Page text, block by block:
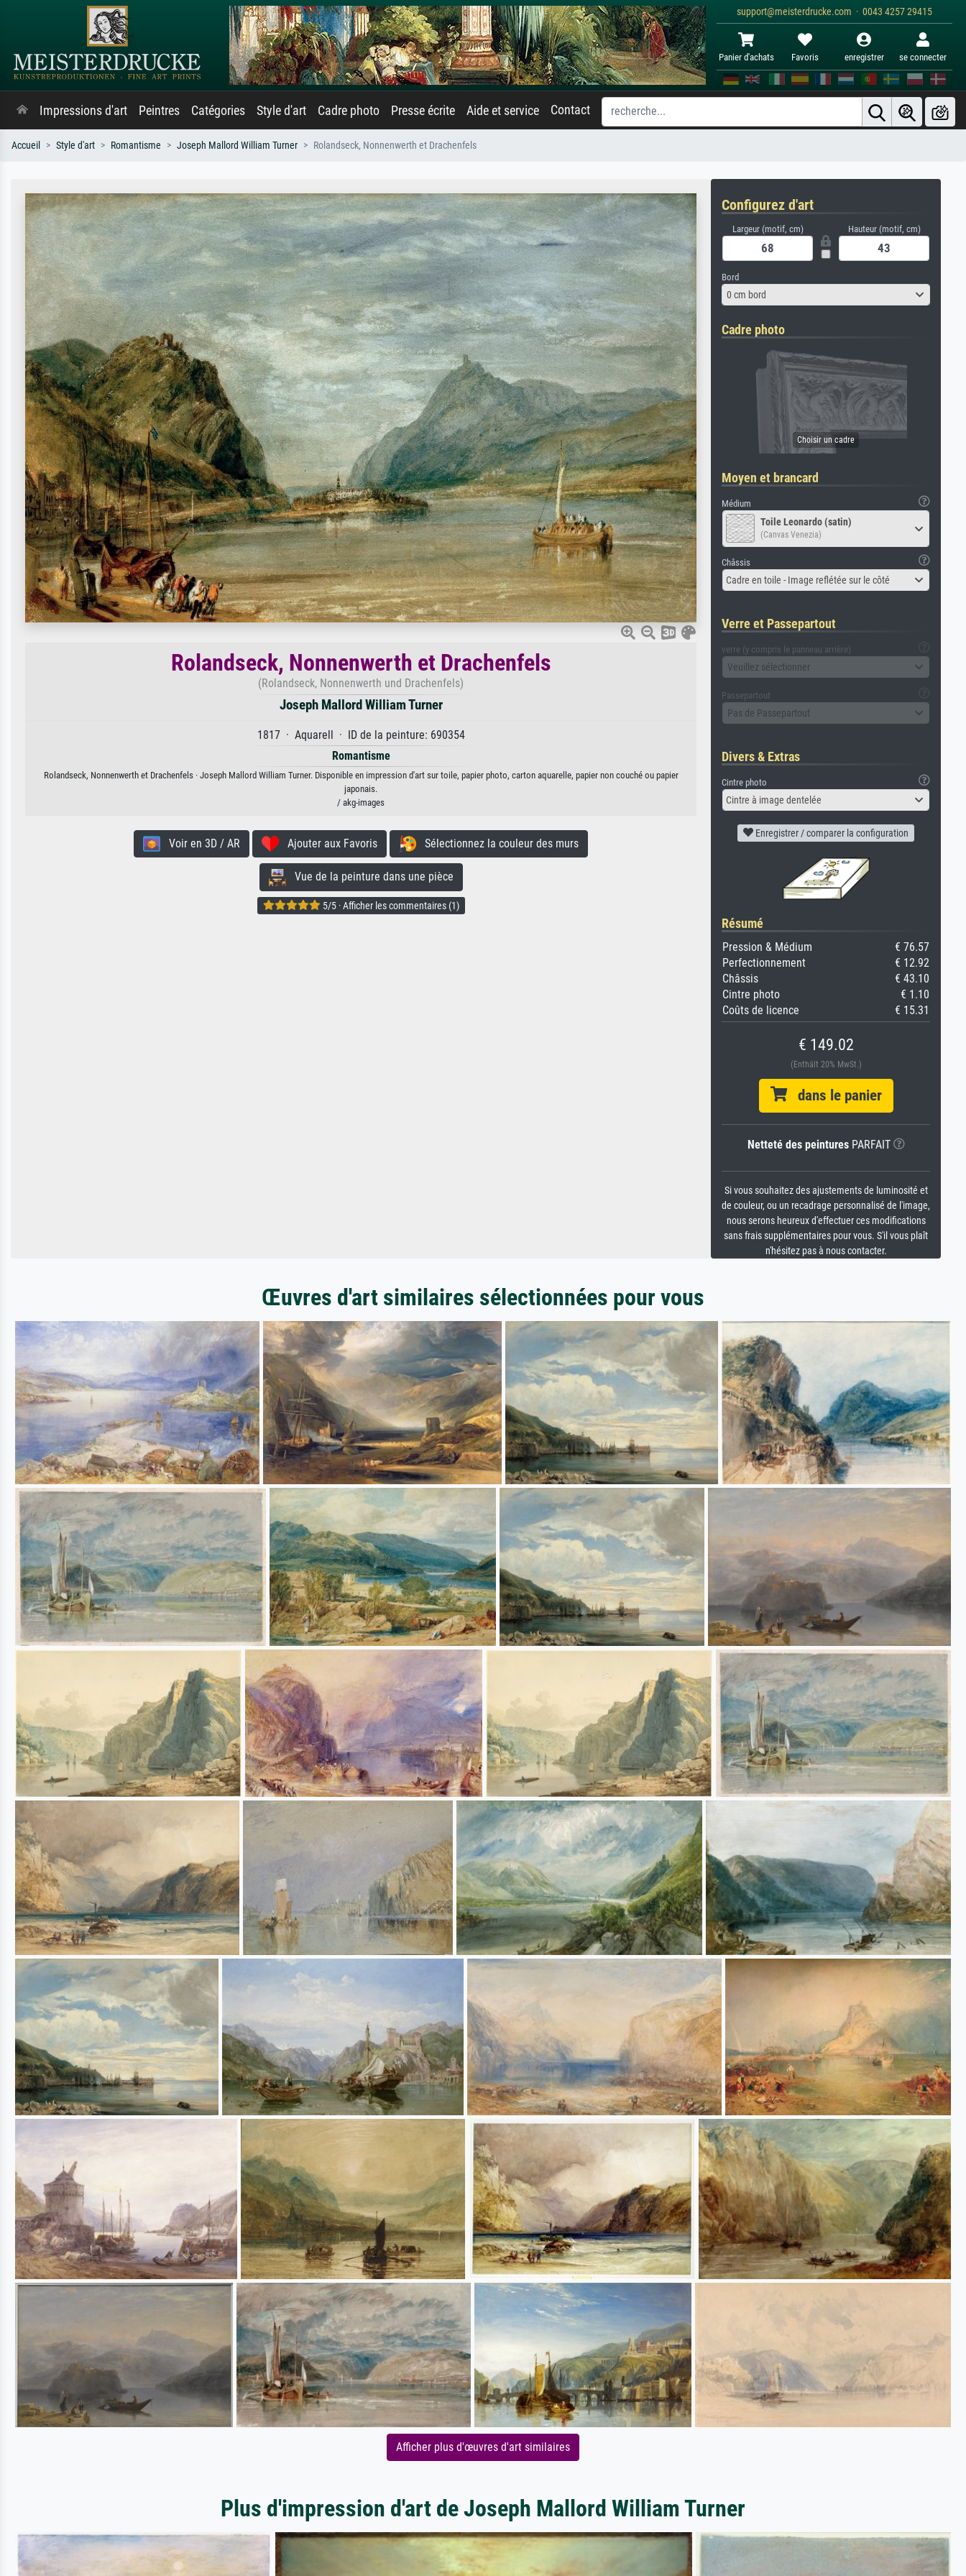
support@meisterdrucke.com · 0043 4257 29415
Panier d'achats Favoris enregistrer se connecter
Impressions d'art Peintres Catégories Style d'art Cadre photo Presse écrite Aide et service Contact
Accueil Style d'art Romantisme Joseph Mallord William Turner Rolandseck, Nonnenwerth et Drachenfels
Rolandseck, Nonnenwerth et Drachenfels
(Rolandseck, Nonnenwerth und Drachenfels)
Joseph Mallord William Turner
1817 · Aquarell · ID de la peinture: 690354
Romantisme
Rolandseck, Nonnenwerth et Drachenfels · Joseph Mallord William Turner. Disponible en impression d'art sur toile, papier photo, carton aquarelle, papier non couché ou papier
japonais.
/ akg-images
Voir en 3D / AR Ajouter aux Favoris Sélectionnez la couleur des murs
Vue de la peinture dans une pièce
5/5 · Afficher les commentaires (1)
Configurez d'art
Largeur (motif, cm) Hauteur (motif, cm)
Bord
0 cm bord
Cadre photo
Moyen et brancard
Médium
Toile Leonardo (satin)
(Canvas Venezia)
Châssis
Cadre en toile - Image reflétée sur le côté
Verre et Passepartout
verre (y compris le panneau arrière)
Veuillez sélectionner
Passepartout
Pas de Passepartout
Divers & Extras
Cintre photo
Cintre à image dentelée
Enregistrer / comparer la configuration
Résumé
Pression & Médium
€ 76.57
Perfectionnement
€ 12.92
Châssis
€ 43.10
Cintre photo
€ 1.10
Coûts de licence
€ 15.31
€ 149.02
(Enthält 20% MwSt.)
dans le panier
Netteté des peinturesPARFAIT
Si vous souhaitez des ajustements de luminosité et
de couleur, ou un recadrage personnalisé de l'image,
nous serons heureux d'effectuer ces modifications
sans frais supplémentaires pour vous. S'il vous plaît
n'hésitez pas à nous contacter.
Œuvres d'art similaires sélectionnées pour vous
Afficher plus d'œuvres d'art similaires
Plus d'impression d'art de Joseph Mallord William Turner